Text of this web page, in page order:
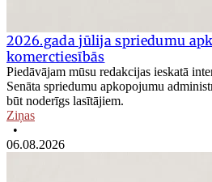
2026.gada jūlija spriedumu
komerctiesībās
Piedāvājam mūsu redakcijas ieskatā
Senāta spriedumu apkopojumu
būt noderīgs lasītājiem.
Ziņas
•
06.08.2026